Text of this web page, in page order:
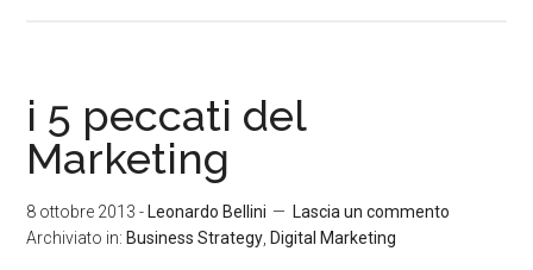
i 5 peccati del
Marketing
8 ottobre 2013 - Leonardo Bellini
Lascia un commento
Archiviato in: Business Strategy Digital Marketing